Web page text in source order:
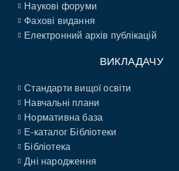
Наукові форуми
Фахові видання
Електронний архів публікацій
ВИКЛАДАЧУ
Стандарти вищої освіти
Навчальні плани
Нормативна база
E-каталог Бібліотеки
Бібліотека
Дні народження